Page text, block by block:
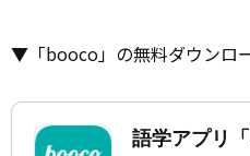
▼「booco」の無料ダウンロ